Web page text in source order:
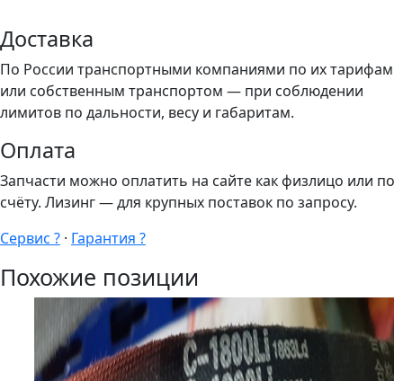
Доставка
По России транспортными компаниями по их тарифам
или собственным транспортом — при соблюдении
лимитов по дальности, весу и габаритам.
Оплата
Запчасти можно оплатить на сайте как физлицо или по
счёту. Лизинг — для крупных поставок по запросу.
Сервис ? · Гарантия ?
Похожие позиции